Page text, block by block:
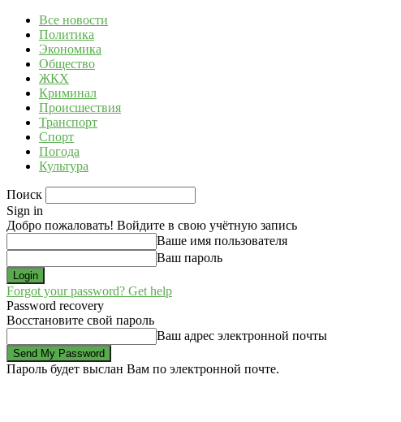
Все новости
Политика
Экономика
Общество
ЖКХ
Криминал
Происшествия
Транспорт
Спорт
Погода
Культура
Поиск
Sign in
Добро пожаловать! Войдите в свою учётную запись
Ваше имя пользователя
Ваш пароль
Forgot your password? Get help
Password recovery
Восстановите свой пароль
Ваш адрес электронной почты
Пароль будет выслан Вам по электронной почте.